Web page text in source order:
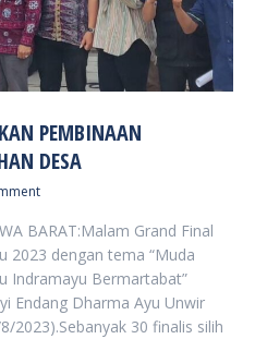
PEMBINAAN
DESA
BARAT:Malam Grand Final
2023 dengan tema “Muda
Indramayu Bermartabat”
Endang Dharma Ayu Unwir
2023).Sebanyak 30 finalis silih